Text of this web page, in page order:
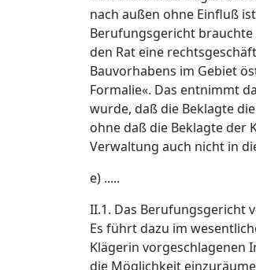
nach außen ohne Einfluß ist
Berufungsgericht
den Rat eine
Bauvorhabens im Gebiet
Formalie«. Das entnimmt
wurde, daß die Beklagte
ohne daß die Beklagte der
Verwaltung auch nicht in
e) .....
II.1. Das Berufungsgericht
Es führt dazu im
Klägerin vorgeschlagenen
die Möglichkeit